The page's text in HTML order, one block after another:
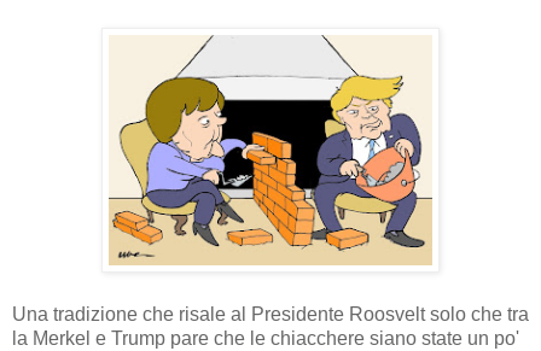
Una tradizione che risale al Presidente Roosvelt solo che tra
la Merkel e Trump pare che le chiacchere siano state un po'